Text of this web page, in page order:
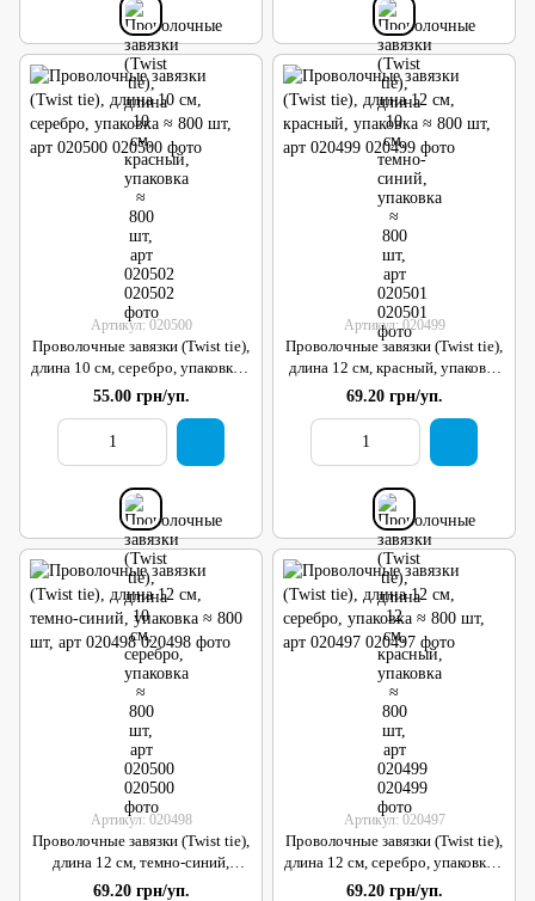
Артикул: 020500
Проволочные завязки (Twist tie),
длина 10 см, серебро, упаковка ≈
800 шт, арт 020500
55.00 грн/уп.
Артикул: 020499
Проволочные завязки (Twist tie),
длина 12 см, красный, упаковка
≈ 800 шт, арт 020499
69.20 грн/уп.
Артикул: 020498
Проволочные завязки (Twist tie),
длина 12 см, темно-синий,
упаковка ≈ 800 шт, арт 020498
69.20 грн/уп.
Артикул: 020497
Проволочные завязки (Twist tie),
длина 12 см, серебро, упаковка ≈
800 шт, арт 020497
69.20 грн/уп.